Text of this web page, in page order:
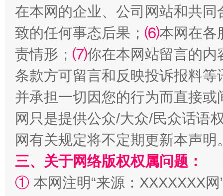
解纷+调解+退费，一次搞定
站台名比不上好声名
在本网的企业、公司网站和共
致的任何事态后果； ⑹本网在各
责情形； ⑺你在本网站留言的内
条款方可留言和反映投诉报料
并承担一切因您的行为而直接
网只是提供公众/大众/民众话语
网有关规定将不定期更新本声明
三、关于网络版权权属问题：
① 本网注明“来源：XXXXXXX